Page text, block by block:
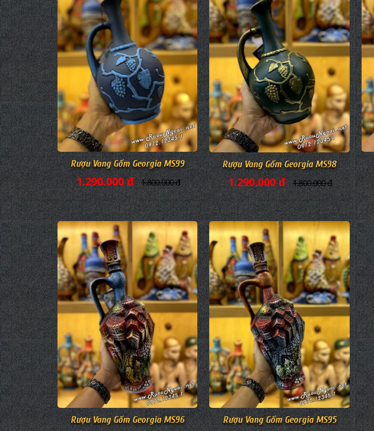
Rượu Vang Gốm Georgia MS99
1.290.000 đ 1.800.000 đ
Rượu Vang Gốm Georgia MS98
1.290.000 đ 1.800.000 đ
Rượu Vang Gốm Georgia MS96 Rượu Vang Gốm Georgia MS95